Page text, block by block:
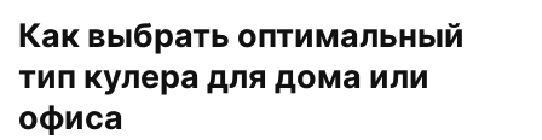
Как выбрать оптимальный
тип кулера для дома или
офиса